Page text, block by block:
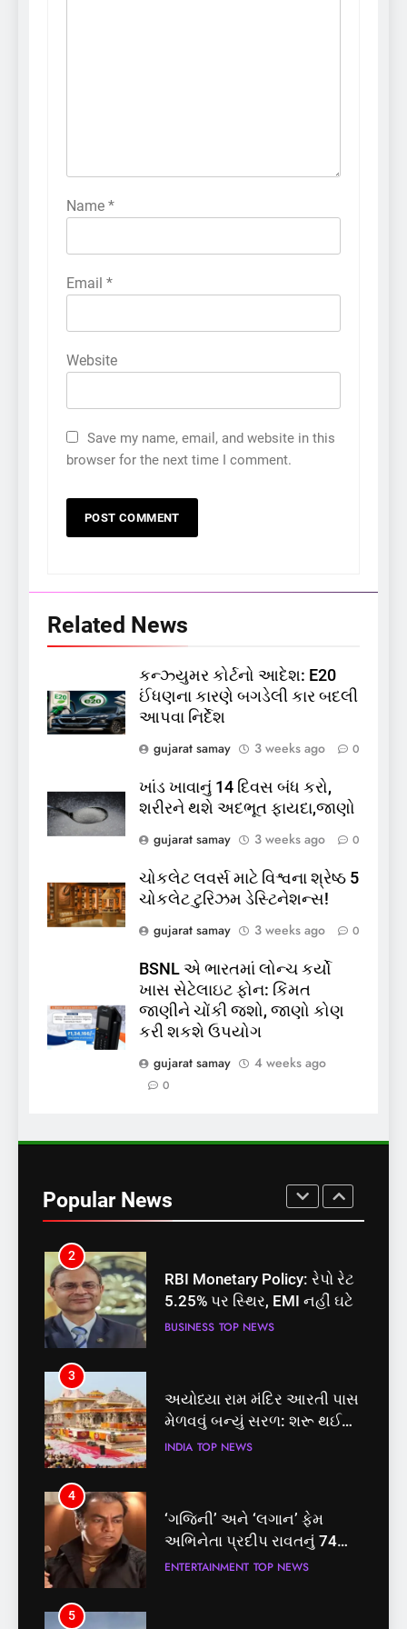
Name *
Email *
Website
Save my name, email, and website in this
browser for the next time I comment.
Related News
કન્ઝ્યુમર કોર્ટનો આદેશ: E20
ઈંધણના કારણે બગડેલી કાર બદલી
આપવા નિર્દેશ
gujarat samay
3 weeks ago 0
ખાંડ ખાવાનું 14 દિવસ બંધ કરો,
શરીરને થશે અદભૂત ફાયદા,જાણો
gujarat samay
3 weeks ago 0
ચોકલેટ લવર્સ માટે વિશ્વના શ્રેષ્ઠ 5
ચોકલેટ ટુરિઝમ ડેસ્ટિનેશન્સ!
gujarat samay
3 weeks ago 0
BSNL એ ભારતમાં લોન્ચ કર્યો
ખાસ સેટેલાઇટ ફોન: કિંમત
જાણીને ચોંકી જશો, જાણો કોણ
કરી શકશે ઉપયોગ
gujarat samay
4 weeks ago
0
Popular News
કોડીનારના છારા દરિયાકાંઠે પાંચ
કિશોરો ડૂબ્યા, 3નો બચાવ, 2
લાપતા
GUJARAT TOP NEWS
પાસપોર્ટ વેરિફિકેશન માટે હવે
પોલીસ સ્ટેશનના ધક્કામાંથી
મુક્તિ,ગુજરાતમાં વેરિફિકેશન
GUJARAT TOP NEWS
7
નોંધણી બિલ2026’ ધ્વનિમતથી
પાસ, વિપક્ષનો ઉગ્ર હોબાળો
INDIA TOP NEWS
8
શું તમારું મધ કે ઘી ખરેખર શુદ્ધ
છે? FSSAIએ ડાબરના દાવાઓની
પોલ ખોલી, મૂક્યો પ્રતિબંધ
INDIA
બેઠક પરથી પવન પાંડેને 2027
માટે બનાવાયા ઉમેદવાર
INDIA
2
RBI Monetary Policy: રેપો રેટ
5.25% પર સ્થિર, EMI નહીં ઘટે
BUSINESS TOP NEWS
3
અયોધ્યા રામ મંદિર આરતી પાસ
મેળવવું બન્યું સરળ: શરૂ થઈ
તત્કાલ સુવિધા, જાણો સંપૂર્ણ
INDIA TOP NEWS
4
‘ગજિની’ અને ‘લગાન’ ફેમ
અભિનેતા પ્રદીપ રાવતનું 74
વર્ષની વયે નિધન, બ્લડ કેન્સર
ENTERTAINMENT TOP NEWS
5